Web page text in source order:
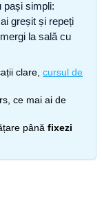
pași simpli:
greșit și repeți
la sală cu
clare, cursul de
ce mai ai de
până fixezi